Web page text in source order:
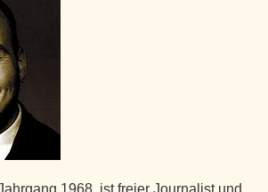
1968, ist freier Journalist und